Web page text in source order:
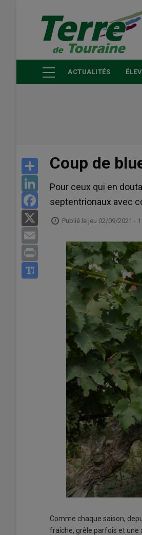
principal
ACTUALITÉS
Share
LinkedIn
Facebook
Coup de
Pour ceux qui en
septentrionaux avec
Publié le jeu 02/09/2021 -
Comme chaque saison,
fraîche, grêle parfois et une